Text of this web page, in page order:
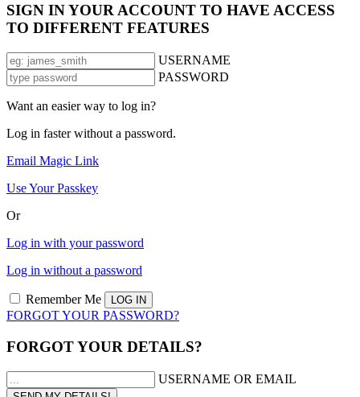
SIGN IN YOUR ACCOUNT TO HAVE ACCESS
TO DIFFERENT FEATURES
USERNAME
PASSWORD
Want an easier way to log in?
Log in faster without a password.
Email Magic Link
Use Your Passkey
Or
Log in with your password
Log in without a password
Remember Me
FORGOT YOUR PASSWORD?
FORGOT YOUR DETAILS?
USERNAME OR EMAIL